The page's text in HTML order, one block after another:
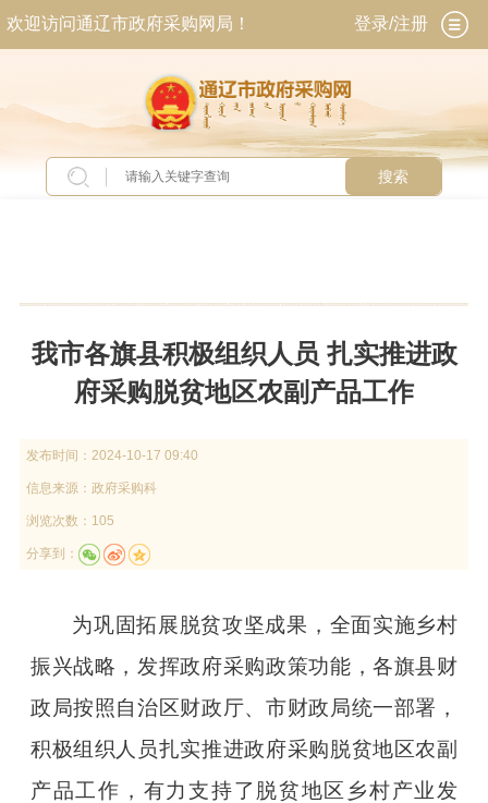
欢迎访问通辽市政府采购网局！ 登录/注册
搜索
我市各旗县积极组织人员 扎实推进政
府采购脱贫地区农副产品工作
发布时间： 2024-10-17 09:40
信息来源： 政府采购科
浏览次数：105
分享到：
为巩固拓展脱贫攻坚成果，全面实施乡村
振兴战略，发挥政府采购政策功能，各旗县财
政局按照自治区财政厅、市财政局统一部署，
积极组织人员扎实推进政府采购脱贫地区农副
产品工作，有力支持了脱贫地区乡村产业发